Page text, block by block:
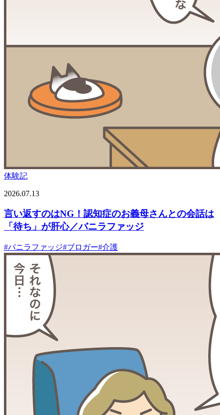
体験記
2026.07.13
言い返すのはNG！認知症のお義母さんとの会話は
「待ち」が肝心／バニラファッジ
#バニラファッジ#ブロガー#介護